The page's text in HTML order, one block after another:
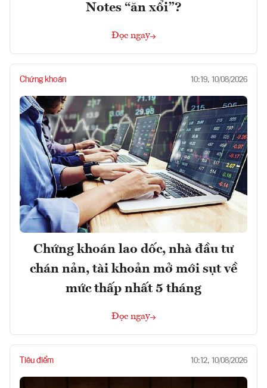
Notes “ăn xổi”?
Đọc ngay
Chứng khoán 10:19, 10/08/2026
Chứng khoán lao dốc, nhà đầu tư
chán nản, tài khoản mở mới sụt về
mức thấp nhất 5 tháng
Đọc ngay
Tiêu điểm 10:12, 10/08/2026